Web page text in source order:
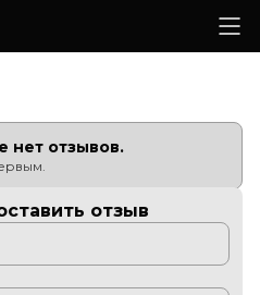
нет отзывов.
отзыв